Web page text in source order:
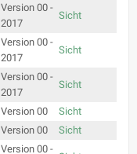
Version 00 -
2017
Sicht
Version 00 -
2017
Sicht
Version 00 -
2017
Sicht
Version 00
Sicht
Version 00 Sicht
Version 00 -